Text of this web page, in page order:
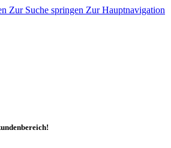
Zur Suche springen Zur Hauptnavigation